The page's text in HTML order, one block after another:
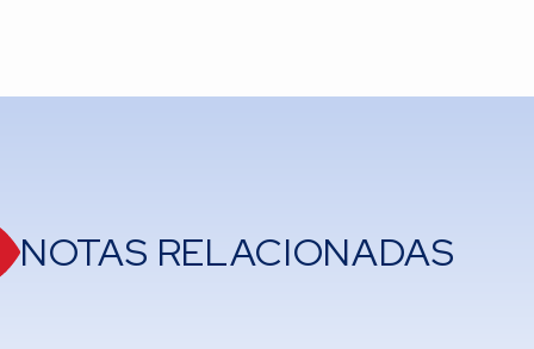
NOTAS RELACIONADAS